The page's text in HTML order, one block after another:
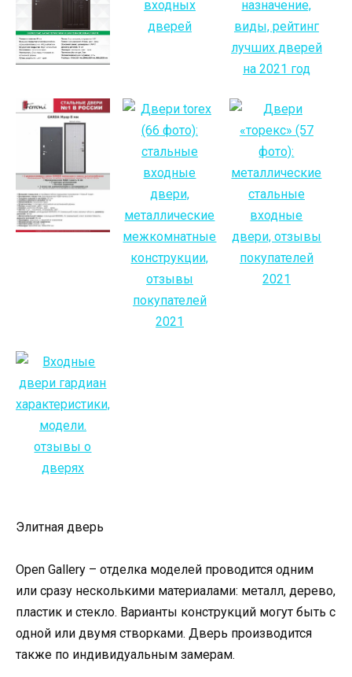
Элитная дверь
Open Gallery – отделка моделей проводится одним
или сразу несколькими материалами: металл, дерево,
пластик и стекло. Варианты конструкций могут быть с
одной или двумя створками. Дверь производится
также по индивидуальным замерам.